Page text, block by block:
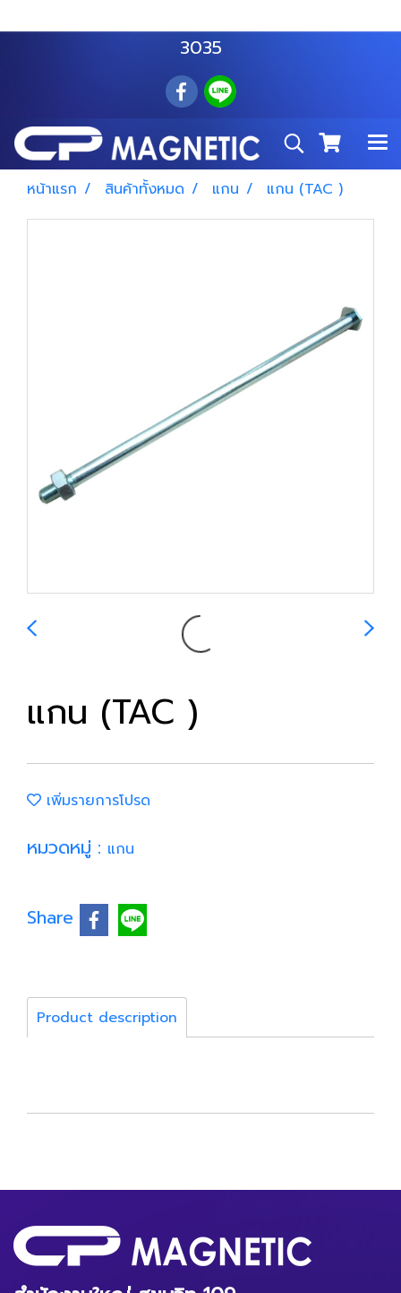
3035
หน้าแรก สินค้าทั้งหมด แกน แกน (TAC )
แกน (TAC )
เพิ่มรายการโปรด
หมวดหมู่ : แกน
Share
Product description